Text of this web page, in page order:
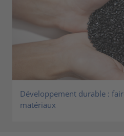
Développement durable :
matériaux